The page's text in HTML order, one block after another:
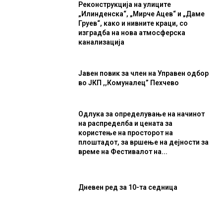
Реконструкција на улиците
„Илинденска“, „Мирче Ацев“ и „Даме
Груев“, како и нивните краци, со
изградба на нова атмосферска
канализација
Јавен повик за член на Управен одбор
во ЈКП ,,Комуналец” Пехчево
Одлука за определување на начинот
на распределба и цената за
користење на просторот на
плоштадот, за вршење на дејности за
време на Фестивалот на...
Дневен ред за 10-та седница